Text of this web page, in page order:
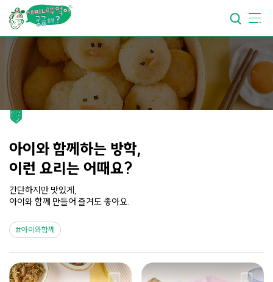
요리가건강해지는 부엌
요리가 쉬워지는부엌
아이와 함께하는 방학,
이런 요리는 어때요?
간단하지만 맛있게,
아이와 함께 만들어 즐겨도 좋아요.
아이와함께